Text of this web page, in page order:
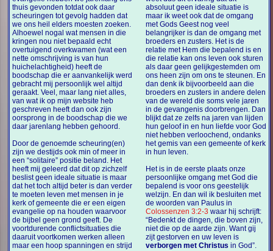
thuis gevonden totdat ook daar
scheuringen tot gevolg hadden dat
we ons heil elders moesten zoeken.
Alhoewel nogal wat mensen in die
kringen nou niet bepaald echt
overtuigend overkwamen (wat een
nette omschrijving is van hun
huichelachtigheid) heeft de
boodschap die er aanvankelijk werd
gebracht mij persoonlijk wel altijd
geraakt. Veel, maar lang niet alles,
van wat ik op mijn website heb
geschreven heeft dan ook zijn
oorsprong in de boodschap die we
daar jarenlang hebben gehoord.
Door de genoemde scheuring(en)
zijn we destijds ook min of meer in
een “solitaire” positie beland. Het
heeft mij geleerd dat dit op zichzelf
beslist geen ideale situatie is maar
dat het toch altijd beter is dan verder
te moeten leven met mensen in je
kerk of gemeente die er een eigen
evangelie op na houden waarvoor
de bijbel geen grond geeft. De
voortdurende conflictsituaties die
daaruit voortkomen werken alleen
maar een hoop spanningen en strijd
absoluut geen ideale situatie is
maar ik weet ook dat de omgang
met Gods Geest nog veel
belangrijker is dan de omgang met
broeders en zusters. Het is de
relatie met Hem die bepalend is en
die relatie kan ons leven ook sturen
als daar geen gelijkgestemden om
ons heen zijn om ons te steunen. En
dan denk ik bijvoorbeeld aan die
broeders en zusters in andere delen
van de wereld die soms vele jaren
in de gevangenis doorbrengen. Dan
blijkt dat ze zelfs na jaren van lijden
hun geloof in en hun liefde voor God
niet hebben verloochend, ondanks
het gemis van een gemeente of kerk
in hun leven.
Het is in de eerste plaats onze
persoonlijke omgang met God die
bepalend is voor ons geestelijk
welzijn. En dan wil ik besluiten met
de woorden van Paulus in
Colossenzen 3:2-3 waar hij schrijft:
“Bedenkt de dingen, die boven zijn,
niet die op de aarde zijn. Want gij
zijt gestorven en uw leven is
verborgen met Christus in God”.